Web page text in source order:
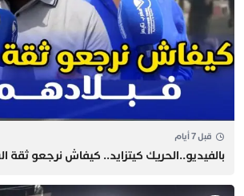
قبل 7 أيام
بالفيديو..الحريك كيتزايد.. كيفاش نرجعو